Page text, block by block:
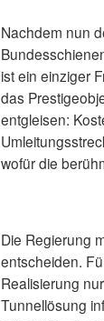
Nachdem nun
ist ein einziger
das
entgleisen:
wofür die
Die Regierung
entscheiden.
Realisierung
Tunnellösung